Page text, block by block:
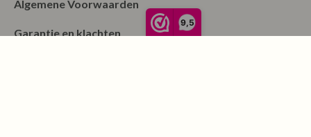
9,5
Algemene Voorwaarden
Garantie en klachten